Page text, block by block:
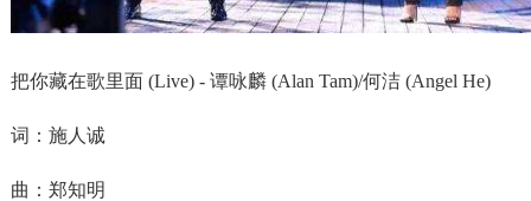
把你藏在歌里面 (Live) - 谭咏麟 (Alan Tam)/何洁 (Angel He)
词：施人诚
曲：郑知明